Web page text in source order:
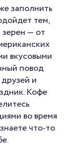
заполнить
тем,
— от
вкусовыми
повод
и
Кофе
во время
что-то